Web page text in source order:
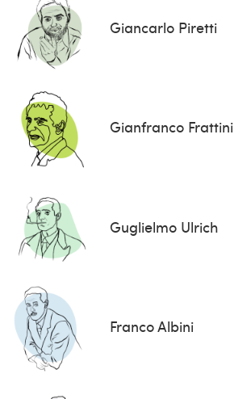
Giancarlo Piretti
Gianfranco Frattini
Guglielmo Ulrich
Franco Albini